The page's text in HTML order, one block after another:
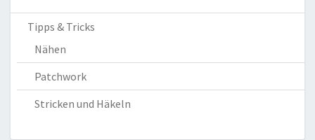
Tipps & Tricks
Nähen
Patchwork
Stricken und Häkeln